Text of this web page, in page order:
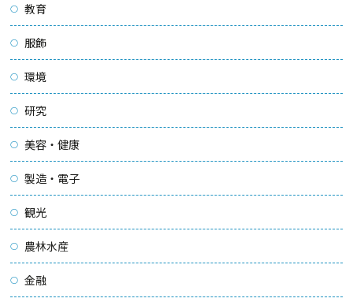
教育
服飾
環境
研究
美容・健康
製造・電子
観光
農林水産
金融